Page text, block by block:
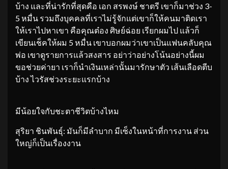
บ้าง และที่น่ารักที่สุดคือ เอก สรพงษ์ ชาตรี เขาก็มาช่วง 3-
5 หมื่น รวมถึงบุคคลที่เราไม่รู้จักแต่เขาก็ให้คนมาติดเรา
ให้เราไปหาเขา คือคุณต๋อง ศิษย์ฉ่อย เรียกผมไป แล้วก็
เขียนเช็คให้ผม 5 หมื่น เขาบอกผมว่าเขาเป็นแฟนคลับคุณ
พ่อ เขาดูรายการแล้วสงสาร อย่าว่าอย่างโน้นอย่างนี้ผม
ขอช่วยค่ายา เราก็นำเงินเหล่านั้นมารักษาตัว เส้นเลือดตีบ
บ้าง ไวรัสช่วงระยะแรกบ้าง
มีน้อยใจกับชะตาชีวิตบ้างไหม
สุริยา ชินพันธุ์: มันก็มีลำบาก มีเซ็งในหน้าที่การงาน ส่วน
ใหญ่ก็เป็นเรื่องงาน